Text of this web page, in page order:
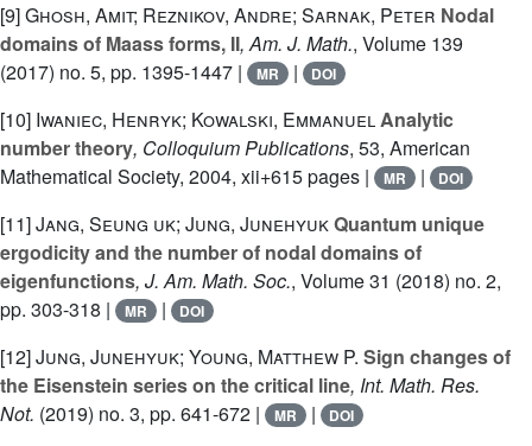
[9]Ghosh, Amit; Reznikov, Andre; Sarnak, Peter Nodal
domains of Maass forms, II, Am. J. Math., Volume 139
(2017) no. 5, pp. 1395-1447 |
MR | DOI
[10] Iwaniec, Henryk; Kowalski, EmmanuelAnalytic
number theory, Colloquium Publications, 53, American
Mathematical Society, 2004, xii+615 pages |
MR | DOI
[11]Jang, Seung uk; Jung, JunehyukQuantum unique
ergodicity and the number of nodal domains of
eigenfunctions, J. Am. Math. Soc., Volume 31 (2018) no. 2,
pp. 303-318 |
MR | DOI
[12]Jung, Junehyuk; Young, Matthew P. Sign changes of
the Eisenstein series on the critical line, Int. Math. Res.
Not. (2019) no. 3, pp. 641-672 | MR | DOI